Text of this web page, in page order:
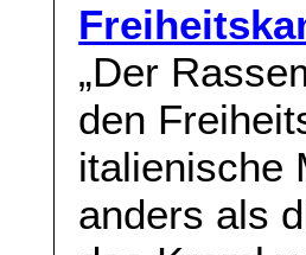
„Der
den
italienische
anders als